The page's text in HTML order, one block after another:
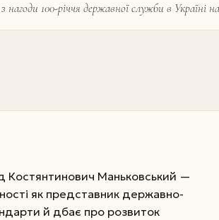
нагоди 100-річчя державної служби в Україні
Костянтинович Маньковський —
як представник державно-
й дбає про розвиток